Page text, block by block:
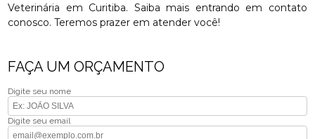
Veterinária em Curitiba. Saiba mais entrando em contato
conosco. Teremos prazer em atender você!
FAÇA UM ORÇAMENTO
Digite seu nome
Digite seu email